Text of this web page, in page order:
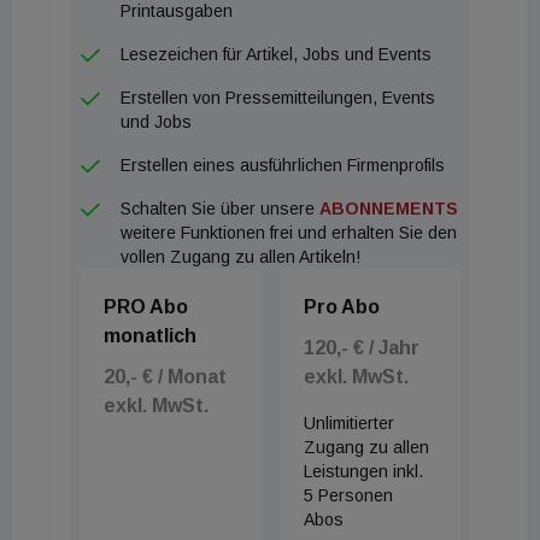
aktuell am heimischen Gewerbesektor fündig.
Derzeit interessant sind z.B. Handelsimmobilien in
nachhaltige Mieteinnahmen sorgen und derzeit rund
"Schnäppchen am Markt suchen, werden bei Hotel-
Investments eher nicht fündig, da die Hotelbranche
aufgrund der attraktiven Fördergelder die
Während die Business- und City-Hotellerie mit
einem hohen Kongress- und Eventanteil von den
Einschränkungen stärker betroffen ist, erfreut sich
die Ferienhotellerie großer Beliebtheit. Diese
positive Performance hat bei Investoren zu einer
erhöhten Nachfrage nach Ferienhotels geführt.
Investoren, die z. B. bisher rein city-lastige
Printausgaben
Lesezeichen für Artikel, Jobs und Events
Erstellen von Pressemitteilungen, Events
und Jobs
Erstellen eines ausführlichen Firmenprofils
Schalten Sie über unsere ABONNEMENTS
weitere Funktionen frei und erhalten Sie den
vollen Zugang zu allen Artikeln!
PRO Abo
monatlich
20,- € / Monat
exkl. MwSt.
Pro Abo
120,- € / Jahr
exkl. MwSt.
Unlimitierter
Zugang zu allen
Leistungen inkl.
5 Personen
Abos